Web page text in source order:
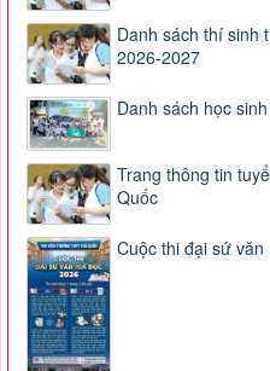
Danh sách thí sinh
2026-2027
Danh sách học
Trang thông tin
Quốc
Cuộc thi đại sứ